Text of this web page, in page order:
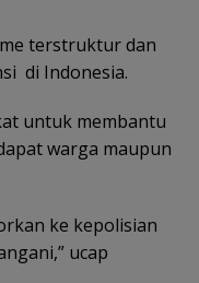
terstruktur dan
di Indonesia.
untuk membantu
warga maupun
ke kepolisian
ucap